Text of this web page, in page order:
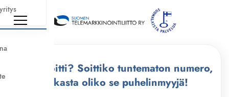
Kuka soitti? Soittiko tuntematon numero,
tarkasta oliko se puhelinmyyjä!